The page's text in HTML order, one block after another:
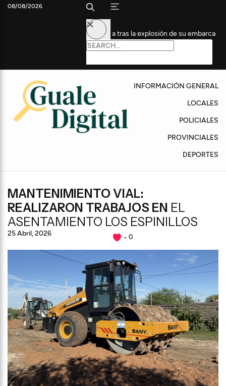
internado en Terapia Intensiva tras la explosión de su embarcación
08/08/2026
INFORMACIÓN GENERAL
LOCALES
POLICIALES
PROVINCIALES
DEPORTES
MANTENIMIENTO VIAL:
REALIZARON TRABAJOS EN EL
ASENTAMIENTO LOS ESPINILLOS
25 Abril, 2026 0